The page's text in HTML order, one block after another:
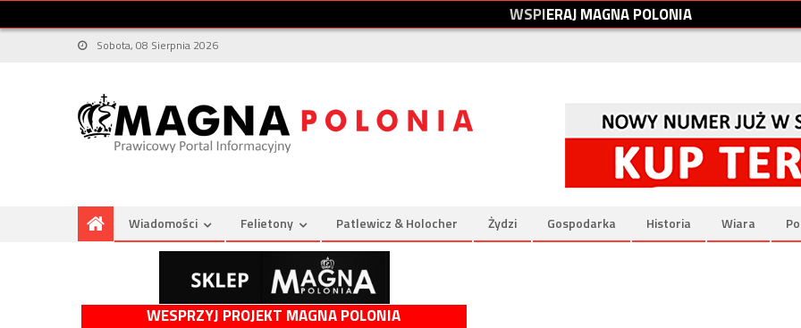
WSPIERAJMAGNAPOLONIA
Sobota, 08 Sierpnia 2026
Wiadomości Felietony Patlewicz & Holocher Żydzi Gospodarka Historia Wiara
WESPRZYJ PROJEKT MAGNA POLONIA